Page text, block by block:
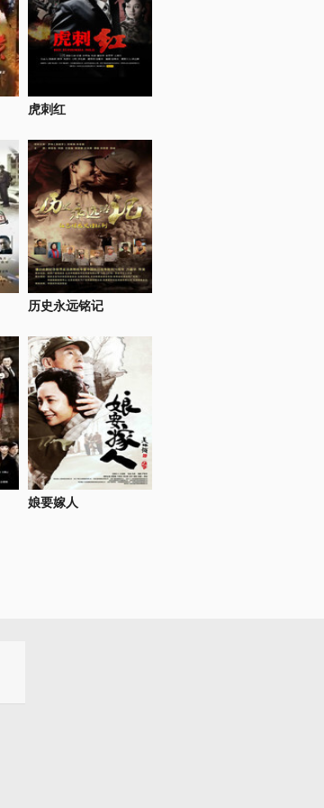
虎刺红
历史永远铭记
娘要嫁人